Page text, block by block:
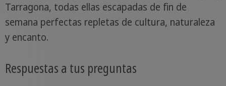
Tarragona, todas ellas escapadas de fin de
semana perfectas repletas de cultura, naturaleza
y encanto.
Respuestas a tus preguntas